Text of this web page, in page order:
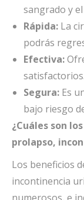
sangrado y
Rápida: La
podrás
Efectiva:
satisfactorios.
Segura: Es
bajo riesgo
¿Cuáles son
prolapso,
Los beneficios
incontinencia